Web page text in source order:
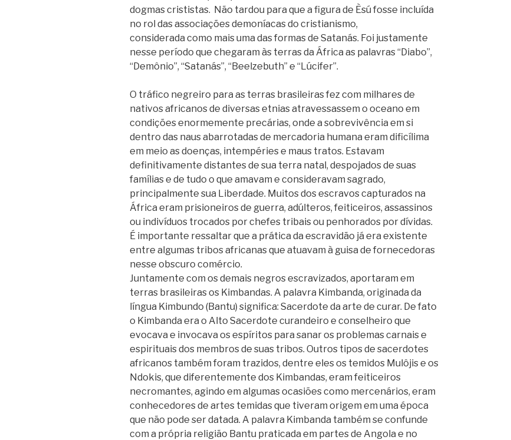
dogmas crististas. Não tardou para que a figura de Èsú fosse incluída
no rol das associações demoníacas do cristianismo,
considerada como mais uma das formas de Satanás. Foi justamente
nesse período que chegaram às terras da África as palavras “Diabo”,
“Demônio”, “Satanás”, “Beelzebuth” e “Lúcifer”.
O tráfico negreiro para as terras brasileiras fez com milhares de
nativos africanos de diversas etnias atravessassem o oceano em
condições enormemente precárias, onde a sobrevivência em si
dentro das naus abarrotadas de mercadoria humana eram dificílima
em meio as doenças, intempéries e maus tratos. Estavam
definitivamente distantes de sua terra natal, despojados de suas
famílias e de tudo o que amavam e consideravam sagrado,
principalmente sua Liberdade. Muitos dos escravos capturados na
África eram prisioneiros de guerra, adúlteros, feiticeiros, assassinos
ou indivíduos trocados por chefes tribais ou penhorados por dívidas.
É importante ressaltar que a prática da escravidão já era existente
entre algumas tribos africanas que atuavam à guisa de fornecedoras
nesse obscuro comércio.
Juntamente com os demais negros escravizados, aportaram em
terras brasileiras os Kimbandas. A palavra Kimbanda, originada da
língua Kimbundo (Bantu) significa: Sacerdote da arte de curar. De fato
o Kimbanda era o Alto Sacerdote curandeiro e conselheiro que
evocava e invocava os espíritos para sanar os problemas carnais e
espirituais dos membros de suas tribos. Outros tipos de sacerdotes
africanos também foram trazidos, dentre eles os temidos Mulôjis e os
Ndokis, que diferentemente dos Kimbandas, eram feiticeiros
necromantes, agindo em algumas ocasiões como mercenários, eram
conhecedores de artes temidas que tiveram origem em uma época
que não pode ser datada. A palavra Kimbanda também se confunde
com a própria religião Bantu praticada em partes de Angola e no